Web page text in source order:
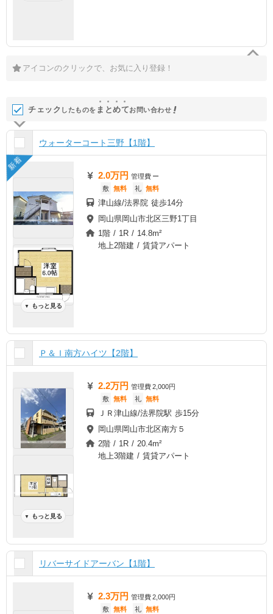
アイコンのクリックで、お気に入り登録！
チェック したものを ま とめてお問い合わせ
ウォーターコート三野【1階】
新着
▼ もっと見る
2.0万円 管理費 ー
敷 無料 礼 無料
津山線/法界院 徒歩14分
岡山県岡山市北区三野1丁目
1階 / 1R / 14.8m²
地上2階建 / 賃貸アパート
Ｐ＆Ｉ南方ハイツ【2階】
▼ もっと見る
2.2万円 管理費2,000円
敷 無料 礼 無料
ＪＲ津山線/法界院駅 歩15分
岡山県岡山市北区南方５
2階 / 1R / 20.4m²
地上3階建 / 賃貸アパート
リバーサイドアーバン【1階】
2.3万円 管理費2,000円
敷 無料 礼 無料